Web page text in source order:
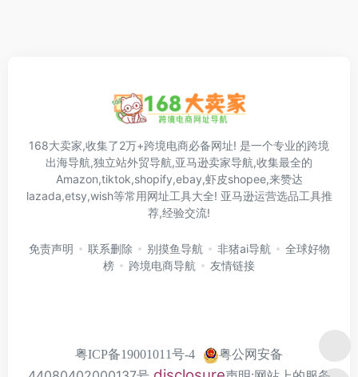
168大卖家,收集了2万+跨境电商必备网址! 是一个专业的跨境
出海导航,独立站外贸导航,亚马逊卖家导航,收集最全的
Amazon,tiktok,shopify,ebay,虾皮shopee,来赞达
lazada,etsy,wish等常用网址工具大全! 亚马逊运营选品工具推
荐,经验交流!
免责声明 联系删除 别摸鱼导航 非猪ai导航
全球好物
榜
跨境电商导航 友情链接
粤ICP备19001011号-4
粤公网安备